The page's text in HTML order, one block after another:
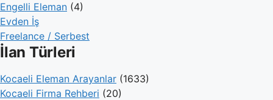
Engelli Eleman (4)
Evden İş
Freelance / Serbest
İlan Türleri
Kocaeli Eleman Arayanlar (1633)
Kocaeli Firma Rehberi (20)